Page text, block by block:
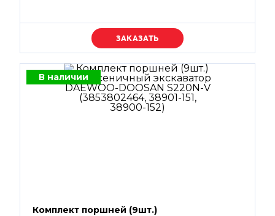
Уточняйте цену
В наличии
Комплект поршней (9шт.)